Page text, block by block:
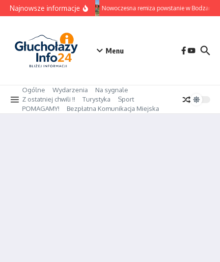
Przejdź do treści
Najnowsze informacje Nowoczesna remiza powstanie w
Menu
Ogólne Wydarzenia
Na sygnale
Z ostatniej chwili !!
Turystyka
Sport
POMAGAMY!
Bezpłatna Komunikacja Miejska